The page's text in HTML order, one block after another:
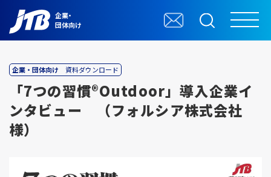
企業・
団体向け
企業・団体向け 資料ダウンロード
「7つの習慣®Outdoor」導入企業イ
ンタビュー （フォルシア株式会社
様）